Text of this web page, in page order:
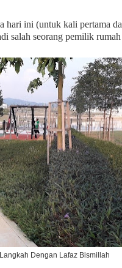
hari ini (untuk kali pertama
salah seorang pemilik
Dengan Lafaz Bismillah